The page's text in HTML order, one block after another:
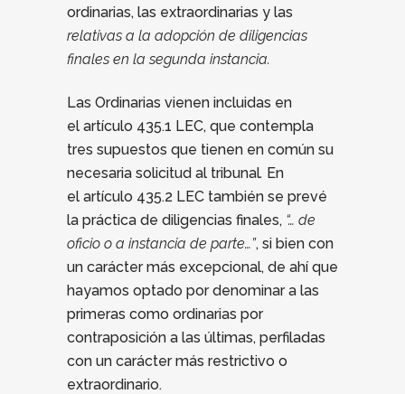
ordinarias, las extraordinarias y las
relativas a la adopción de diligencias
finales en la segunda instancia.
Las Ordinarias vienen incluidas en
el artículo 435.1 LEC, que contempla
tres supuestos que tienen en común su
necesaria solicitud al tribunal. En
el artículo 435.2 LEC también se prevé
la práctica de diligencias finales, “… de
oficio o a instancia de parte…”, si bien con
un carácter más excepcional, de ahí que
hayamos optado por denominar a las
primeras como ordinarias por
contraposición a las últimas, perfiladas
con un carácter más restrictivo o
extraordinario.